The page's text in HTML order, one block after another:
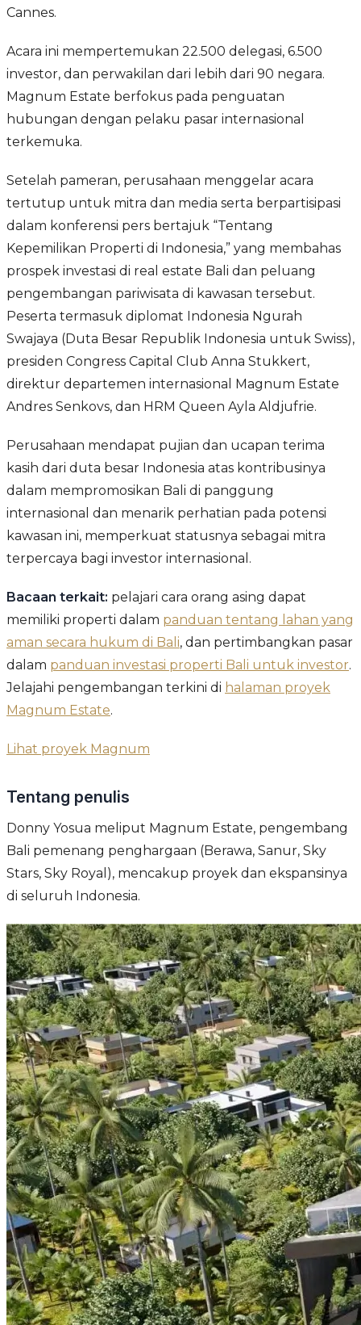
Cannes.
Acara ini mempertemukan 22.500 delegasi, 6.500
investor, dan perwakilan dari lebih dari 90 negara.
Magnum Estate berfokus pada penguatan
hubungan dengan pelaku pasar internasional
terkemuka.
Setelah pameran, perusahaan menggelar acara
tertutup untuk mitra dan media serta berpartisipasi
dalam konferensi pers bertajuk “Tentang
Kepemilikan Properti di Indonesia,” yang membahas
prospek investasi di real estate Bali dan peluang
pengembangan pariwisata di kawasan tersebut.
Peserta termasuk diplomat Indonesia Ngurah
Swajaya (Duta Besar Republik Indonesia untuk Swiss),
presiden Congress Capital Club Anna Stukkert,
direktur departemen internasional Magnum Estate
Andres Senkovs, dan HRM Queen Ayla Aldjufrie.
Perusahaan mendapat pujian dan ucapan terima
kasih dari duta besar Indonesia atas kontribusinya
dalam mempromosikan Bali di panggung
internasional dan menarik perhatian pada potensi
kawasan ini, memperkuat statusnya sebagai mitra
terpercaya bagi investor internasional.
Bacaan terkait: pelajari cara orang asing dapat
memiliki properti dalam panduan tentang lahan yang
aman secara hukum di Bali, dan pertimbangkan pasar
dalam panduan investasi properti Bali untuk investor.
Jelajahi pengembangan terkini di halaman proyek
Magnum Estate.
Lihat proyek Magnum
Tentang penulis
Donny Yosua meliput Magnum Estate, pengembang
Bali pemenang penghargaan (Berawa, Sanur, Sky
Stars, Sky Royal), mencakup proyek dan ekspansinya
di seluruh Indonesia.